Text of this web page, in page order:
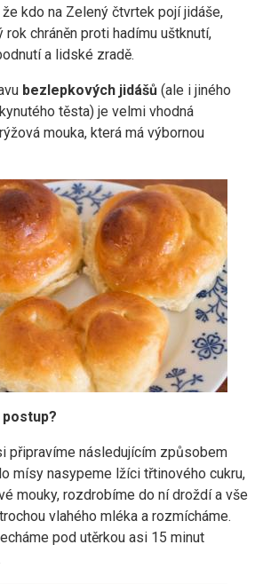
kdo na Zelený čtvrtek pojí jidáše,
rok chráněn proti hadímu uštknutí,
a lidské zradě.
bezlepkových jidášů (ale i jiného
těsta) je velmi vhodná
rýžová mouka, která má výbornou
připravíme následujícím způsobem
mísy nasypeme lžíci třtinového cukru,
mouky, rozdrobíme do ní droždí a vše
vlahého mléka a rozmícháme.
pod utěrkou asi 15 minut